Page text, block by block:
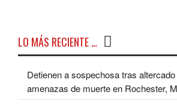
LO MÁS RECIENTE …
Detienen a sospechosa tras
amenazas de muerte en Rochester,